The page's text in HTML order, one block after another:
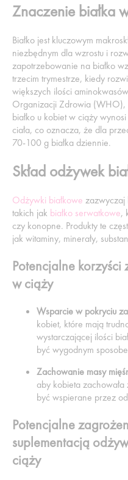
Znaczenie białka
Białko jest kluczowym
niezbędnym dla wzrostu i
zapotrzebowanie na białko
trzecim trymestrze, kiedy
większych ilości
Organizacji Zdrowia
białko u kobiet w ciąży
ciała, co oznacza, że dla
70-100 g białka dziennie.
Skład odżywek
Odżywki białkowe zazwyczaj
takich jak białko serwatkowe,
czy konopne. Produkty te
jak witaminy, minerały,
Potencjalne korzyści
w ciąży
Wsparcie w pokryciu
kobiet, które mają
wystarczającej ilości
być wygodnym
Zachowanie masy
aby kobieta
być wspierane przez
Potencjalne
suplementacją
ciąży